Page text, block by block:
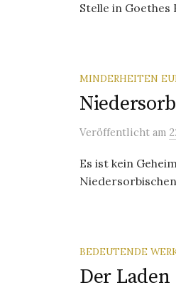
Stelle in Goethes
MINDERHEITEN
Veröffentlicht am
Es ist kein
BEDEUTENDE
Der Laden